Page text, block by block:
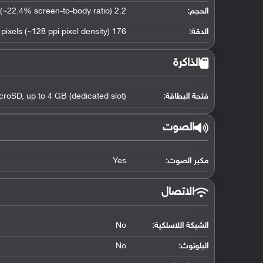
الحجم: 2.2 inches (~22.4% screen-to-body ratio)
الدقة: 176 x 220 pixels (~128 ppi pixel density)
الذاكرة
فتحة البطاقة: up to 4 GB (dedicated slot)
الصوت
مكبر الصوت: Yes
الاتصال
الشبكة اللاسلكية: No
البلوتوث:
No